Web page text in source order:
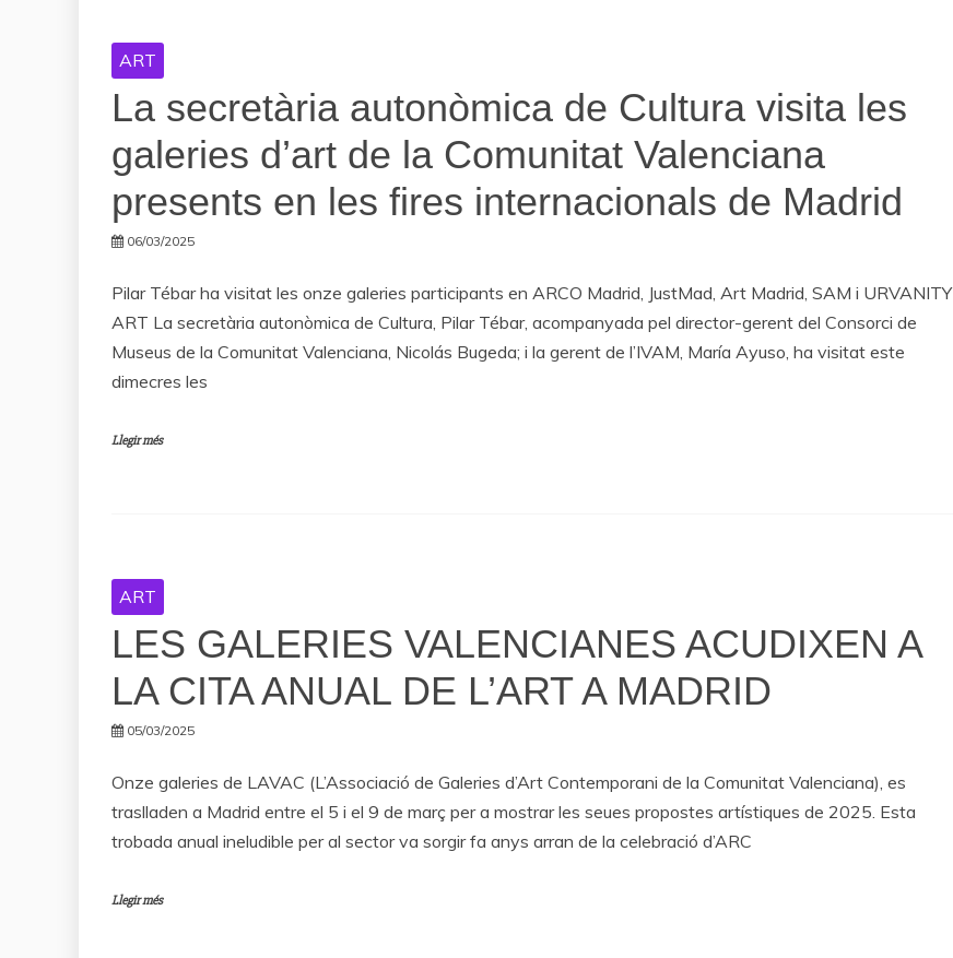
ART
La secretària autonòmica de Cultura visita les
galeries d’art de la Comunitat Valenciana
presents en les fires internacionals de Madrid
06/03/2025
Pilar Tébar ha visitat les onze galeries participants en ARCO Madrid, JustMad, Art Madrid, SAM i URVANITY
ART La secretària autonòmica de Cultura, Pilar Tébar, acompanyada pel director-gerent del Consorci de
Museus de la Comunitat Valenciana, Nicolás Bugeda; i la gerent de l’IVAM, María Ayuso, ha visitat este
dimecres les
Llegir més
ART
LES GALERIES VALENCIANES ACUDIXEN A
LA CITA ANUAL DE L’ART A MADRID
05/03/2025
Onze galeries de LAVAC (L’Associació de Galeries d’Art Contemporani de la Comunitat Valenciana), es
traslladen a Madrid entre el 5 i el 9 de març per a mostrar les seues propostes artístiques de 2025. Esta
trobada anual ineludible per al sector va sorgir fa anys arran de la celebració d’ARC
Llegir més